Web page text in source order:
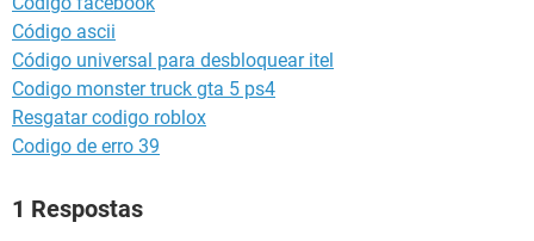
GUIA DE COMPRAS
Código ascii
Código universal para desbloquear itel
Codigo monster truck gta 5 ps4
Resgatar codigo roblox
Codigo de erro 39
1 Respostas